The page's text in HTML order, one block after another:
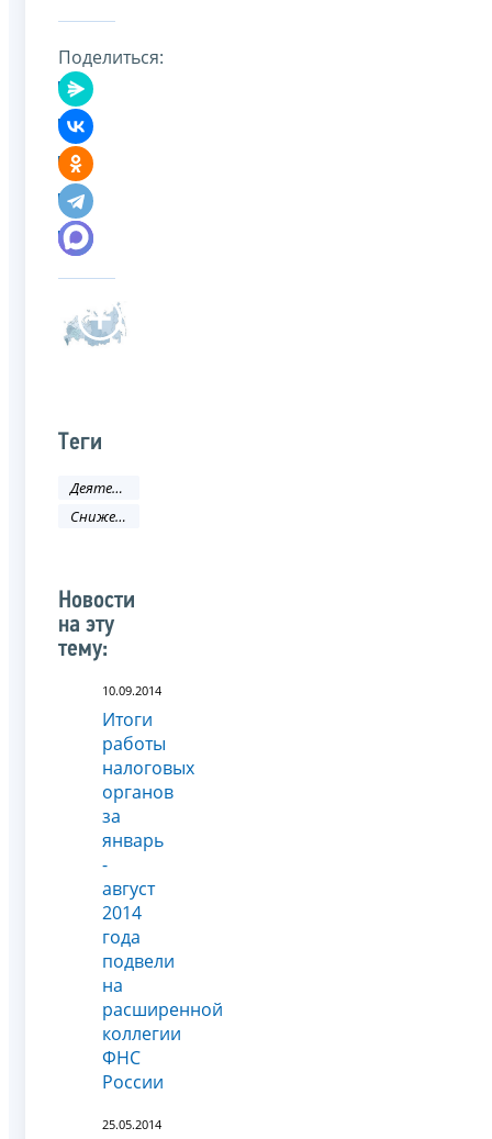
Поделиться:
Теги
Деятельность ФНС
Снижение административных барьеров
Новости
на эту
тему:
10.09.2014
Итоги
работы
налоговых
органов
за
январь
-
август
2014
года
подвели
на
расширенной
коллегии
ФНС
России
25.05.2014